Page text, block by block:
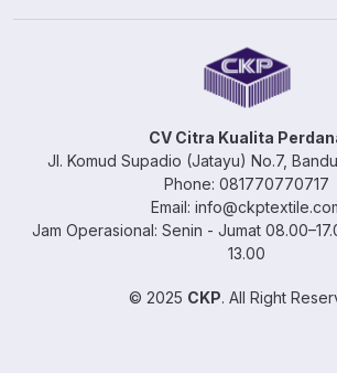
CV Citra Kualita
Jl. Komud Supadio (Jatayu) No.7,
Phone: 081770770717
Email:
Jam Operasional: Senin - Jumat
13.00
© 2025 CKP. All Right